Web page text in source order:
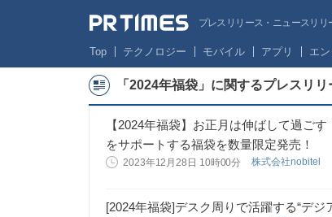
プレスリリース・ニュースリ
Top テクノロジー モバイル アプリ エ
「2024年福袋」に関するプレスリ
【2024年福袋】お正月は伸ばして過ご
をサポートする福袋を数量限定発売！
2023年12月28日 10時00分 株式会社nobitel
[2024年福袋]デスク周りで活躍する“デジ